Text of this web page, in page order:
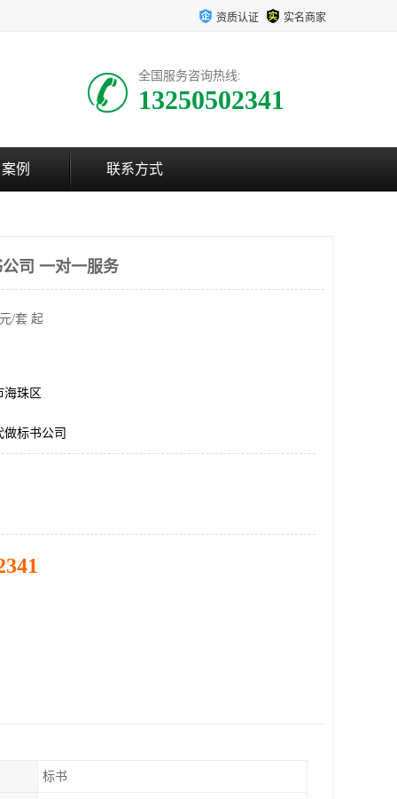
资质认证 实名商家
全国服务咨询热线:
13250502341
例 联系方式
司 一对一服务
/套 起
海珠区
标书公司
标书